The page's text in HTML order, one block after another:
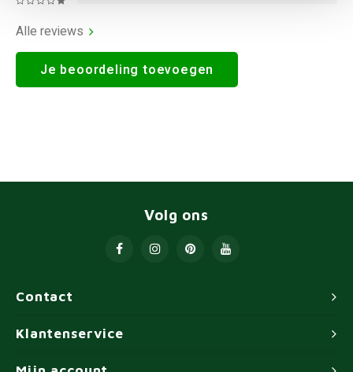
Alle reviews
Je beoordeling toevoegen
Contact
Volg ons
Klantenservice